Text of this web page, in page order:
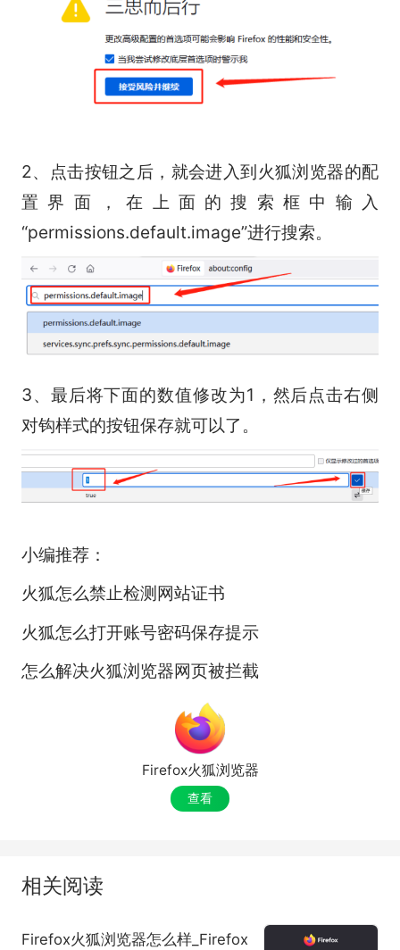
2、点击按钮之后，就会进入到火狐浏览器的配
置界面，在上面的搜索框中输入
“permissions.default.image”进行搜索。
3、最后将下面的数值修改为1，然后点击右侧
对钩样式的按钮保存就可以了。
小编推荐：
火狐怎么禁止检测网站证书
火狐怎么打开账号密码保存提示
怎么解决火狐浏览器网页被拦截
Firefox火狐浏览器
查看
相关阅读
Firefox火狐浏览器怎么样_Firefox